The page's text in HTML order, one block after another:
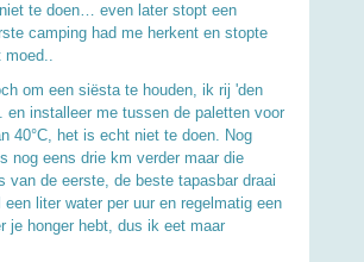
te doen… even later stopt een
camping had me herkent en stopte
moed..
om een siësta te houden, ik rij 'den
en installeer me tussen de paletten voor
40°C, het is echt niet te doen. Nog
nog eens drie km verder maar die
van de eerste, de beste tapasbar draai
liter water per uur en regelmatig een
je honger hebt, dus ik eet maar